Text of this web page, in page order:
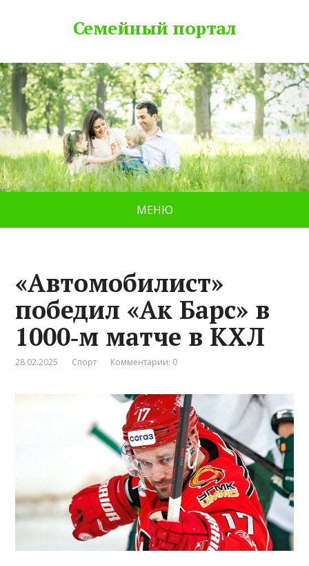
Семейный портал
МЕНЮ
«Автомобилист»
победил «Ак Барс» в
1000‑м матче в КХЛ
28.02.2025 Спорт Комментарии: 0